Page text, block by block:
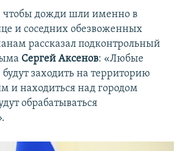
чтобы дожди шли именно в
и соседних обезвоженных
рассказал подконтрольный
Сергей Аксенов: «Любые
заходить на территорию
и находиться над городом
обрабатываться